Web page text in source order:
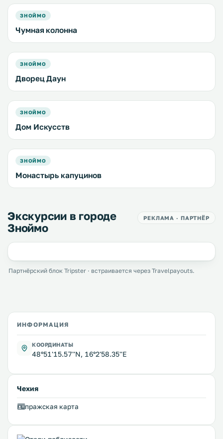
ЗНОЙМО
Чумная колонна
ЗНОЙМО
Дворец Даун
ЗНОЙМО
Дом Искусств
ЗНОЙМО
Монастырь капуцинов
Экскурсии в городе
Зноймо
РЕКЛАМА · ПАРТНЁР
Партнёрский блок Tripster · встраивается через Travelpayouts.
ИНФОРМАЦИЯ
КООРДИНАТЫ
48°51'15.57''N, 16°2'58.35''E
Чехия
пражская карта